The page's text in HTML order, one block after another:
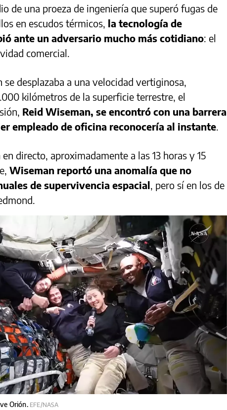
de una proeza de ingeniería que superó fugas de
en escudos térmicos, la tecnología de
ante un adversario mucho más cotidiano: el
comercial.
se desplazaba a una velocidad vertiginosa,
kilómetros de la superficie terrestre, el
Reid Wiseman, se encontró con una barrera
empleado de oficina reconocería al instante.
directo, aproximadamente a las 13 horas y 15
Wiseman reportó una anomalía que no
de supervivencia espacial, pero sí en los de
Orión. EFE/NASA